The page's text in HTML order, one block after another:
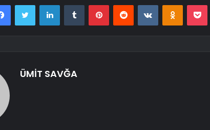
FacebookTwitter LinkedInTumblr PinterestReddit VKontakte
ÜMİT SAVĞA